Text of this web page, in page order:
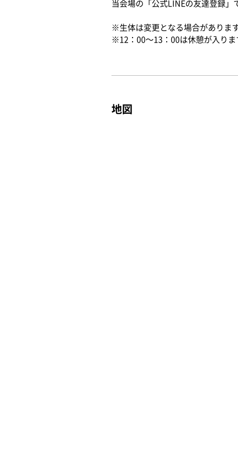
当会場の「公式LINEの友達登録」
※生体は変更となる場合があります
※12：00～13：00は休憩が入りま
地図